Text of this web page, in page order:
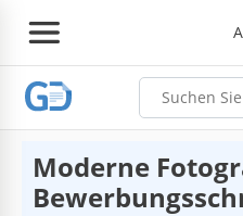
Moderne